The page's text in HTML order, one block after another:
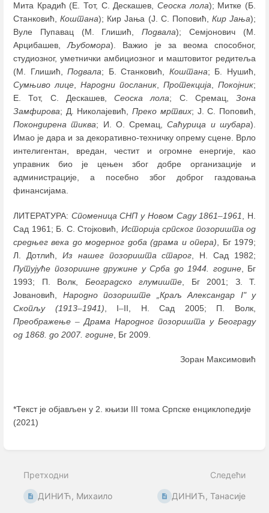
Мита Крадић (Е. Тот, С. Дескашев, Сеоска лола); Митке (Б.
Станковић,Коштана); Кир Јања (Ј. С. Поповић, Кир Јања);
Вуле Пупавац (М. Глишић,Подвала); Семјонович (М.
Арцибашев,Љубомора). Важио је за веома способног,
студиозног, уметнички амбициозног и маштовитог редитеља
(М. Глишић,Подвала; Б. Станковић, Коштана; Б. Нушић,
Сумњиво лице, Народни посланик, Протекција, Покојник;
Е. Тот, С. Дескашев, Сеоска лола; С. Сремац, Зона
Замфирова; Д. Николајевић,Преко мртвих; Ј. С. Поповић,
Покондирена тиква; И. О. Сремац,Саћурица и шубара).
Имао је дара и за декоративно-техничку опрему сцене. Врло
интелигентан, вредан, честит и огромне енергије, као
управник био је цењен због добре организације и
администрације, а посебно због доброг газдовања
финансијама.
ЛИТЕРАТУРА: Споменица СНП у Новом Саду 1861–1961
, Н.
Сад 1961; Б. С. Стојковић, Историја српског позоришта од
средњег века до модерног доба (драма и опера) , Бг 1979;
Л. Дотлић, Из нашег позоришта старог , Н. Сад 1982;
Путујуће позоришне дружине у Срба до 1944. године, Бг
1993; П. Волк, Београдско глумиште , Бг 2001; З. Т.
Јовановић, Народно позориште „Краљ Александар I" у
Скопљу (1913–1941) , I–II, Н. Сад 2005; П. Волк,
Преображење – Драма Народног позоришта у Београду
од 1868. до 2007. године , Бг 2009.
Зоран Максимовић
*Текст је објављен у 2. књизи III тома Српске енциклопедије
(2021)
mode
Претходни
ДИНИЋ, Михаило
Следећи
ДИНИЋ, Танасије